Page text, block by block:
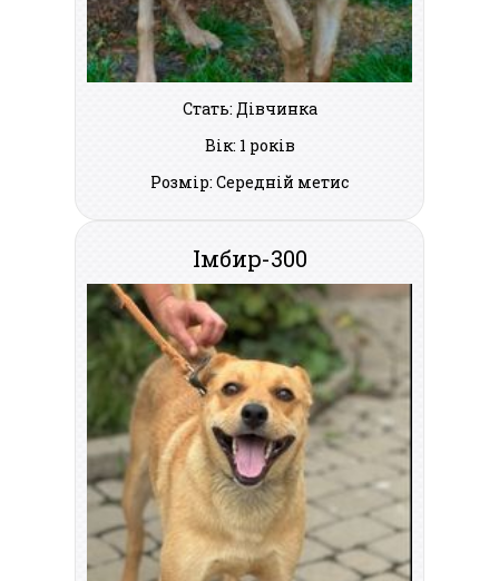
Стать: Дівчинка
Вік: 1 років
Розмір: Середній метис
Імбир-300